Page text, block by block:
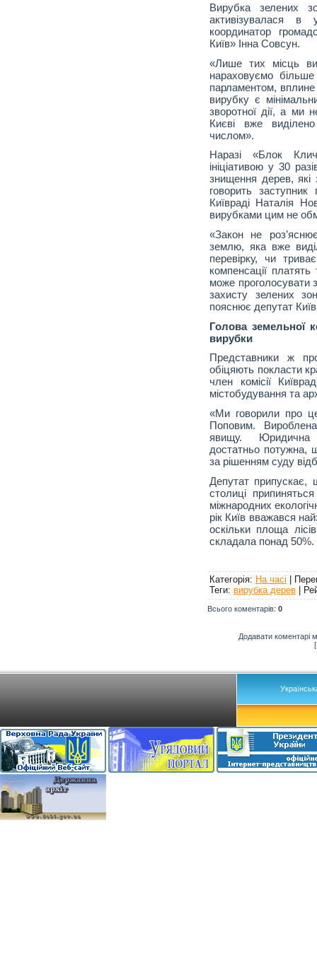
Вирубка зелених
активізувалася в
координатор
Київ» Інна Совсун.
«Лише тих місць
нараховуємо
парламентом,
вирубку є
зворотної дії, а ми
Києві вже
числом».
Наразі «Блок
ініціативою у 30
знищення дерев,
говорить
Київраді Наталія
вирубками цим не
«Закон не
землю, яка вже
перевірку, чи
компенсації
може проголосувати
захисту зелених
пояснює депутат
Голова земельної
вирубки
Представники ж
обіцяють покласти
член комісії
містобудування та
«Ми говорили про
Поповим. Вироблена
явищу. Юридична
достатньо потужна,
за рішенням суду
Депутат припускає,
столиці
міжнародних
рік Київ вважався
оскільки площа
складала понад 50%.
Категорія: На часі |
Теги: вирубка дерев |
Всього коментарів: 0
Додавати коментарі